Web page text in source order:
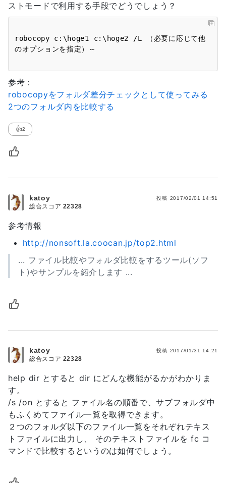
ストモードで利用する手段でどうでしょう？
robocopy c:\hoge1 c:\hoge2 /L （必要に応じて他
参考：
robocopyをフォルダ差分チェックとして使ってみる
2つのフォルダ内を比較する
👍2
参考情報
http://nonsoft.la.coocan.jp/top2.html
... ファイル比較やフォルダ比較をするツール(ソフ
ト)やサンプルを紹介します ...
投稿 2017/02/01 14:51
katoy
総合スコア 22328
help dir とすると dir にどんな機能がるかがわかりま
す。
/s /on とすると ファイル名の順番で、サブフォルダ中
もふくめてファイル一覧を取得できます。
２つのフォルダ以下のファイル一覧をそれぞれテキス
トファイルに出力し、 そのテキストファイルを fc コ
マンドで比較するというのは如何でしょう。
投稿 2017/01/31 14:21
katoy
総合スコア 22328